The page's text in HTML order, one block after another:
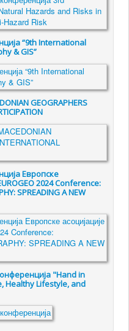
“9th International
& GIS”
GEOGRAPHERS
Европске
2024 Conference:
SPREADING A NEW
"Hand in
Healthy Lifestyle, and